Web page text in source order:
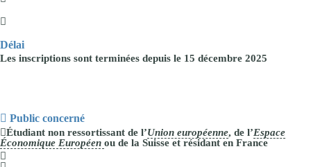
Délai
Les inscriptions sont terminées depuis le 15 décembre 2025
Public concerné
Étudiant non ressortissant de l’Union européenne, de l’Espace
Économique Européen ou de la Suisse et résidant en France